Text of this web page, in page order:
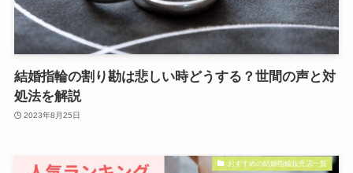
結婚指輪の割り勘は悲しい時どうする？世間の声と対
処法を解説
2023年8月25日
おすすめの結婚指輪販売店一覧